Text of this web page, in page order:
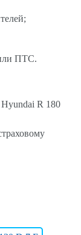
ПТС.
R 180